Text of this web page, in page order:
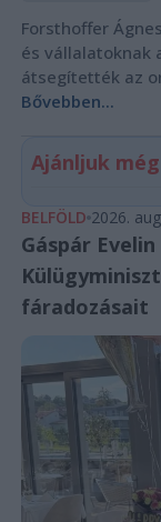
Forsthoffer
és vállalatoknak
átsegítették az
Bővebben...
Ajánljuk még
BELFÖLD 2026.
Gáspár
fáradozásait